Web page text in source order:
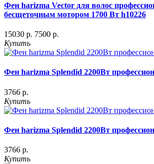
Фен harizma Vector для волос
бесщеточным мотором 1700 Вт h10226
15030 р. 7500 р.
Купить
Фен harizma Splendid 2200Вт
3766 р.
Купить
Фен harizma Splendid 2200Вт
3766 р.
Купить